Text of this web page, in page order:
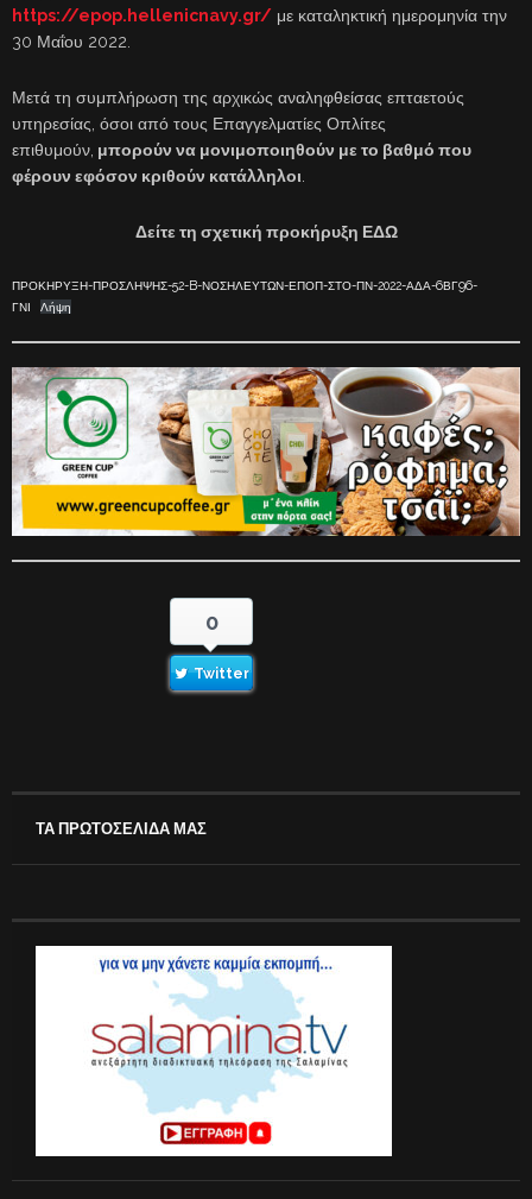
https://epop.hellenicnavy.gr/ με καταληκτική ημερομηνία την
30 Μαΐου 2022.
Μετά τη συμπλήρωση της αρχικώς αναληφθείσας επταετούς
υπηρεσίας, όσοι από τους Επαγγελματίες Οπλίτες
επιθυμούν, μπορούν να μονιμοποιηθούν με το βαθμό που
φέρουν εφόσον κριθούν κατάλληλοι
Δείτε τη σχετική προκήρυξη ΕΔΩ
ΠΡΟΚΗΡΥΞΗ-ΠΡΟΣΛΗΨΗΣ-52-B-ΝΟΣΗΛΕΥΤΩΝ-ΕΠΟΠ-ΣΤΟ-ΠΝ-2022-ΑΔΑ-6ΒΓ96-
ΓΝΙ
Λήψη
0
Twitter
ΤΑ ΠΡΩΤΟΣΕΛΙΔΑ ΜΑΣ